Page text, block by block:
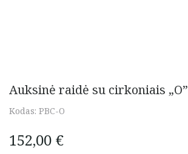
Auksinė raidė su cirkoniais „O”
Kodas: PBC-O
152,00 €